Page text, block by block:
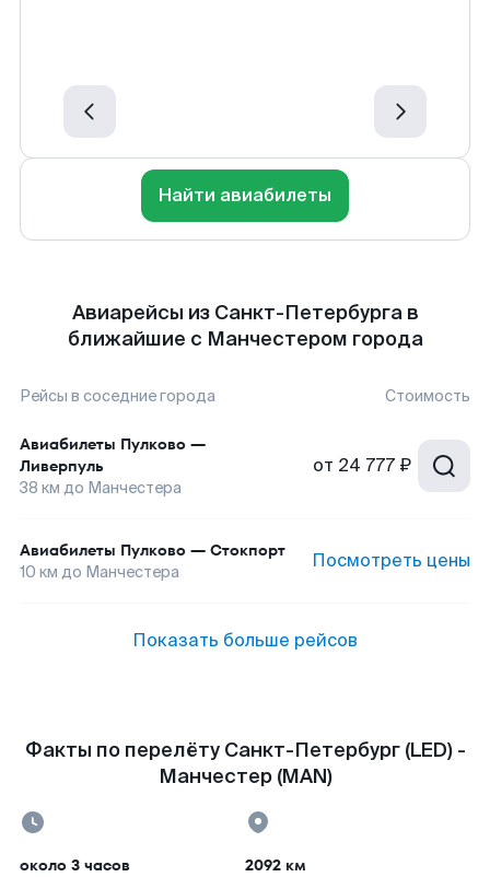
Найти авиабилеты
Авиарейсы из Санкт-Петербурга в
ближайшие с Манчестером города
Рейсы в соседние города Стоимость
Авиабилеты Пулково —
Ливерпуль
38 км до Манчестера
от 24 777 ₽
Авиабилеты Пулково — Стокпорт
10 км до Манчестера Посмотреть цены
Показать больше рейсов
Факты по перелёту Санкт-Петербург (LED) -
Манчестер (MAN)
около 3 часов 2092 км